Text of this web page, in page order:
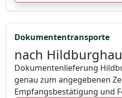
Dokumententransporte
nach
Dokumentenlieferung
genau zum angegebenen
Empfangsbestätigung und